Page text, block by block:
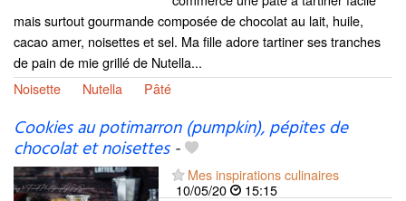
mais surtout gourmande composée de chocolat au lait, huile,
cacao amer, noisettes et sel. Ma fille adore tartiner ses tranches
de pain de mie grillé de Nutella...
Noisette
Nutella Pâté
Cookies au potimarron (pumpkin), pépites de
chocolat et noisettes-
Mes inspirations culinaires
10/05/20
15:15